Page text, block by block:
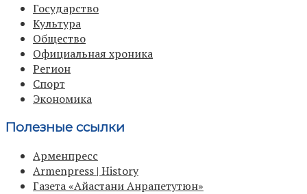
Государство
Культура
Общество
Официальная хроника
Регион
Спорт
Экономика
Полезные ссылки
Арменпресс
Armenpress | History
Газета «Айастани Анрапетутюн»